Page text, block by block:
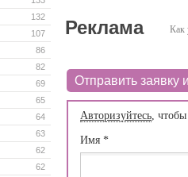
132
107
86
82
69
65
64
63
62
62
Как
Реклама
Отправить заявку
Авторизуйтесь,
Имя *